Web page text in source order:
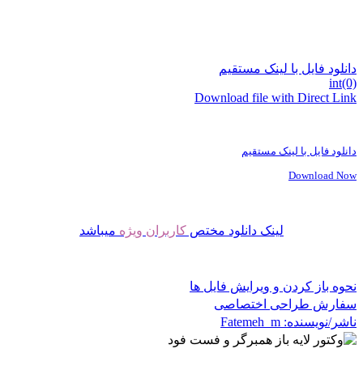
دانلود فایل با لینک مستقیم
int(0)
Download file with Direct Link
دانلود فایل با لینک مستقیم
Download Now
لینک دانلود مختص کاربران ویژه میباشد
نحوه باز کردن و ویرایش فایل ها
سفارش طراحی اختصاصی
ناشر/نویسنده: Fatemeh_m